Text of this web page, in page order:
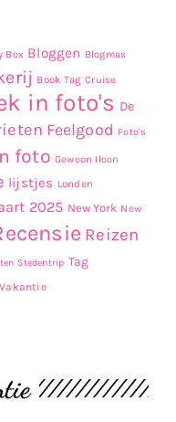
Box Bloggen Blogmas
Book Tag Cruise
in foto's De
Feelgood Foto's
foto Gewoon Iloon
lijstjes Londen
2025 New York New
Reizen
Stedentrip Tag
Vakantie